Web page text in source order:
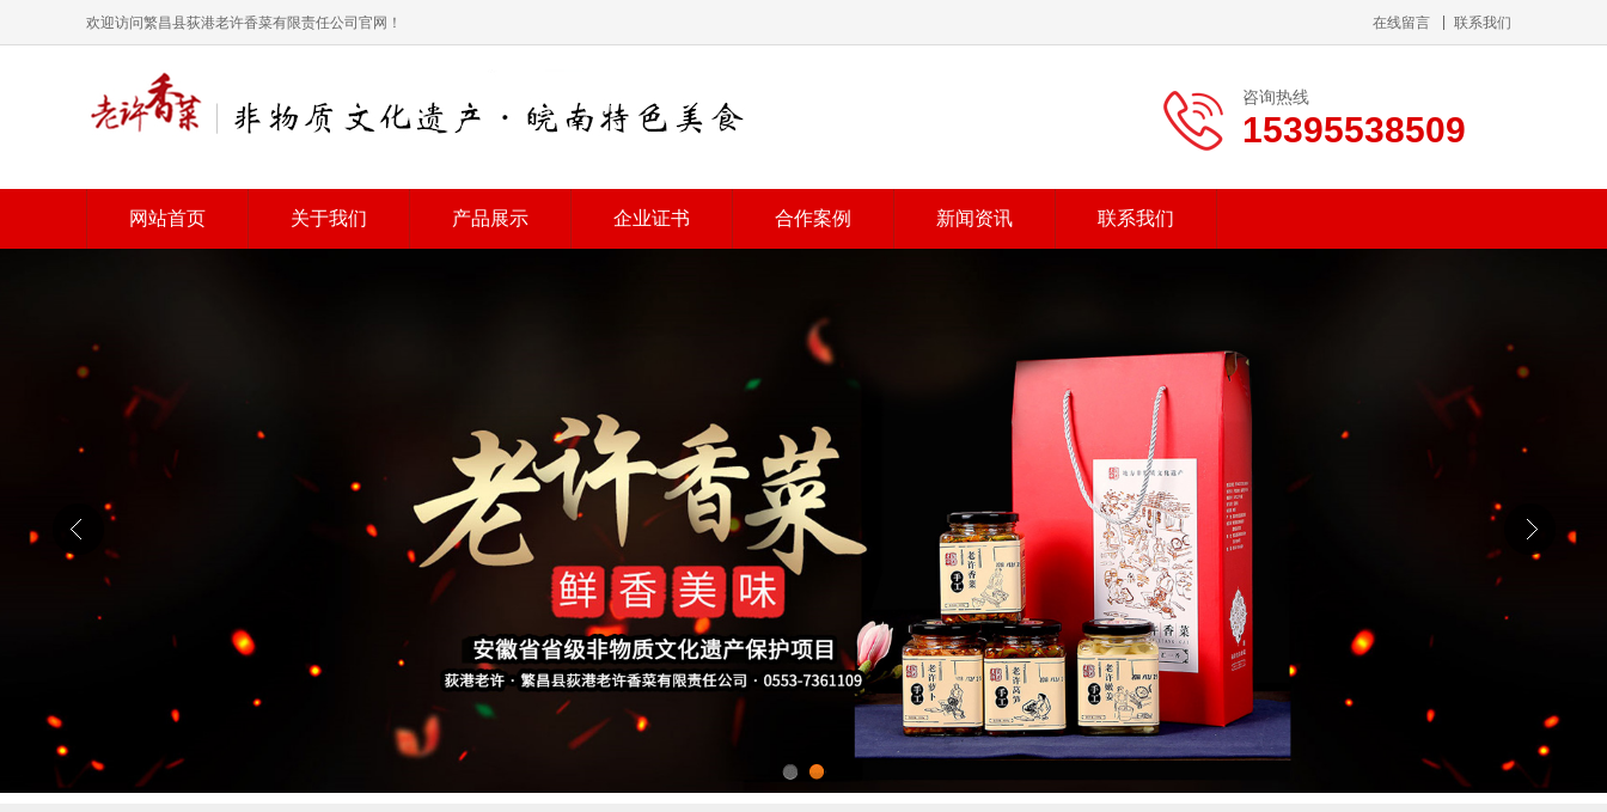
欢迎访问繁昌县荻港老许香菜有限责任公司官网！ 在线留言 联系我们
咨询热线
15395538509
网站首页 关于我们 产品展示 企业证书 合作案例 新闻资讯 联系我们